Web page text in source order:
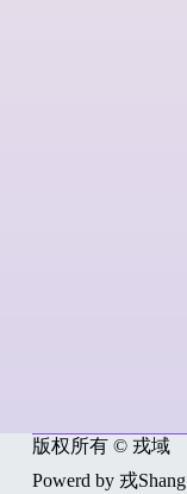
版权所有 © 戎域
Powerd by 戎Shang